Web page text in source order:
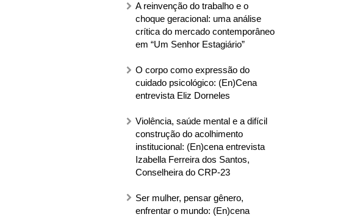
A reinvenção do trabalho e o
choque geracional: uma análise
crítica do mercado contemporâneo
em “Um Senhor Estagiário”
O corpo como expressão do
cuidado psicológico: (En)Cena
entrevista Eliz Dorneles
Violência, saúde mental e a difícil
construção do acolhimento
institucional: (En)cena entrevista
Izabella Ferreira dos Santos,
Conselheira do CRP-23
Ser mulher, pensar gênero,
enfrentar o mundo: (En)cena